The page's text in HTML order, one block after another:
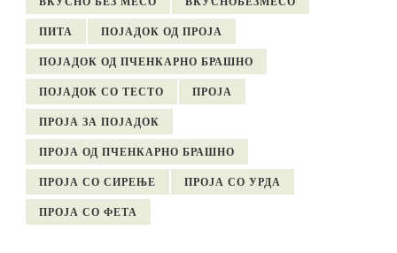
ПИТА ПОЈАДОК ОД ПРОЈА
ПОЈАДОК ОД ПЧЕНКАРНО БРАШНО
ПОЈАДОК СО ТЕСТО ПРОЈА
ПРОЈА ЗА ПОЈАДОК
ПРОЈА ОД ПЧЕНКАРНО БРАШНО
ПРОЈА СО СИРЕЊЕ ПРОЈА СО УРДА
ПРОЈА СО ФЕТА